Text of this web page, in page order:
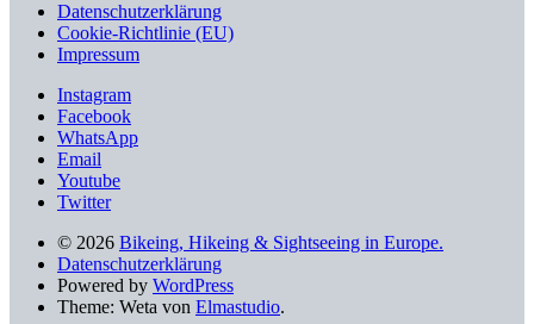
älteren
Beiträgen
Datenschutzerklärung
Cookie-Richtlinie (EU)
Impressum
Instagram
Facebook
WhatsApp
Email
Youtube
Twitter
© 2026 Bikeing, Hikeing & Sightseeing in Europe.
Datenschutzerklärung
Powered by WordPress
Theme: Weta von Elmastudio.